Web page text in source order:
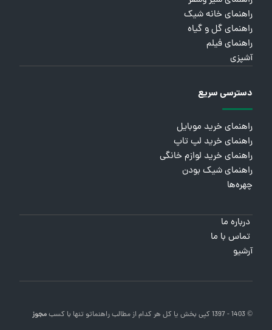
راهنمای خانه شیک
راهنمای گل و گیاه
راهنمای فیلم
آشپزی
دسترسی سریع
راهنمای خرید موبایل
راهنمای خرید لپ تاپ
راهنمای خرید لوازم خانگی
راهنمای شیک بودن
چهره‌ها
درباره ما
تماس با ما
آرشیو
© 1403 - 1397 کپی بخش یا کل هر کدام از مطالب راهنماتو تنها با کسبمجوز